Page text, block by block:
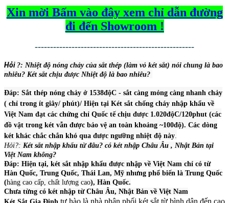
Xin mời Bấm vào đây xem chỉ dẫn đường
đi đến Showroom !
----------------------------------------------------
Hỏi ?: Nhiệt độ nóng chảy của sắt thép (làm vỏ két sắt) nói chung là bao
nhiêu? Két sắt chịu được Nhiệt độ là bao nhiêu?
Đáp: Sắt thép nóng chảy ở 1538độC - sắt càng mỏng càng nhanh chảy
( chỉ trong ít giây/ phút)/ Hiện tại Két sắt chống cháy nhập khẩu về
Việt Nam đạt các chứng chỉ Quốc tế chịu được 1.020độC/120phut (các
đồ vật trong két vẫn được bảo vệ an toàn khoảng ~100độ). Các dòng
két khác chắc chắn khó qua được ngưỡng nhiệt độ này.
Hỏi?: Két sắt nhập khẩu từ đâu? có két nhập Châu Âu , Nhật Bản tại
Việt Nam không?
Đáp: Hiện tại, két sắt nhập khẩu được nhập về Việt Nam chỉ có từ
Hàn Quốc, Trung Quốc, Thái Lan, Mỹ nhưng phổ biến là Trung Quốc
(hàng cao cấp, chất lượng cao), Hàn Quốc.
Chưa từng có két nhập từ Châu Âu, Nhật Bản về Việt Nam